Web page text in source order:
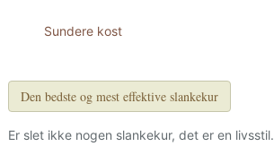
Sundere kost
Den bedste og mest effektive slankekur
Er slet ikke nogen slankekur, det er en livsstil.